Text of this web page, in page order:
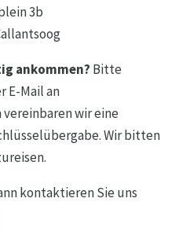
3b
ankommen? Bitte
E-Mail an
vereinbaren wir eine
Wir bitten
kontaktieren Sie uns